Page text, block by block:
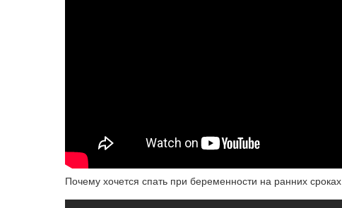
Почему хочется спать при беременности на ранних сроках